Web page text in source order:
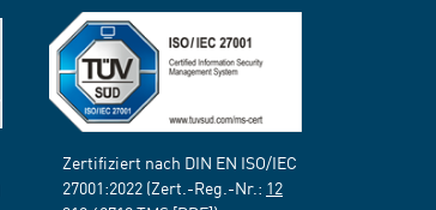
Zertifiziert nach DIN EN ISO/IEC
27001:2022 (Zert.-Reg.-Nr.: 12